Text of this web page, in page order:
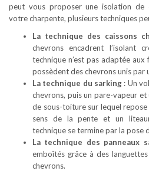
peut vous proposer une isolation de
votre charpente, plusieurs techniques
La technique des caissons
chevrons encadrent l’isolant
technique n’est pas adaptée
possèdent des chevrons unis par
La technique du sarking : Un
chevrons, puis un pare-vapeur et
de sous-toiture sur lequel
sens de la pente et un
technique se termine par la pose
La technique des panneaux
emboîtés grâce à des
chevrons.